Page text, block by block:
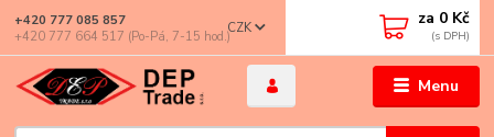
Menu
CZK
+420 777 085 857
+420 777 664 517 (Po-Pá, 7-15 hod.)
za 0 Kč